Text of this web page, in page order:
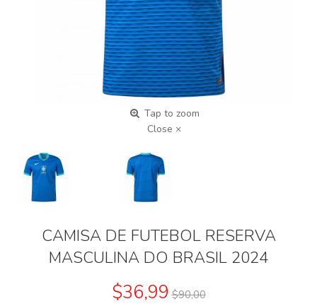
Tap to zoom
Close ×
CAMISA DE FUTEBOL RESERVA
MASCULINA DO BRASIL 2024
$36,99 $90,00